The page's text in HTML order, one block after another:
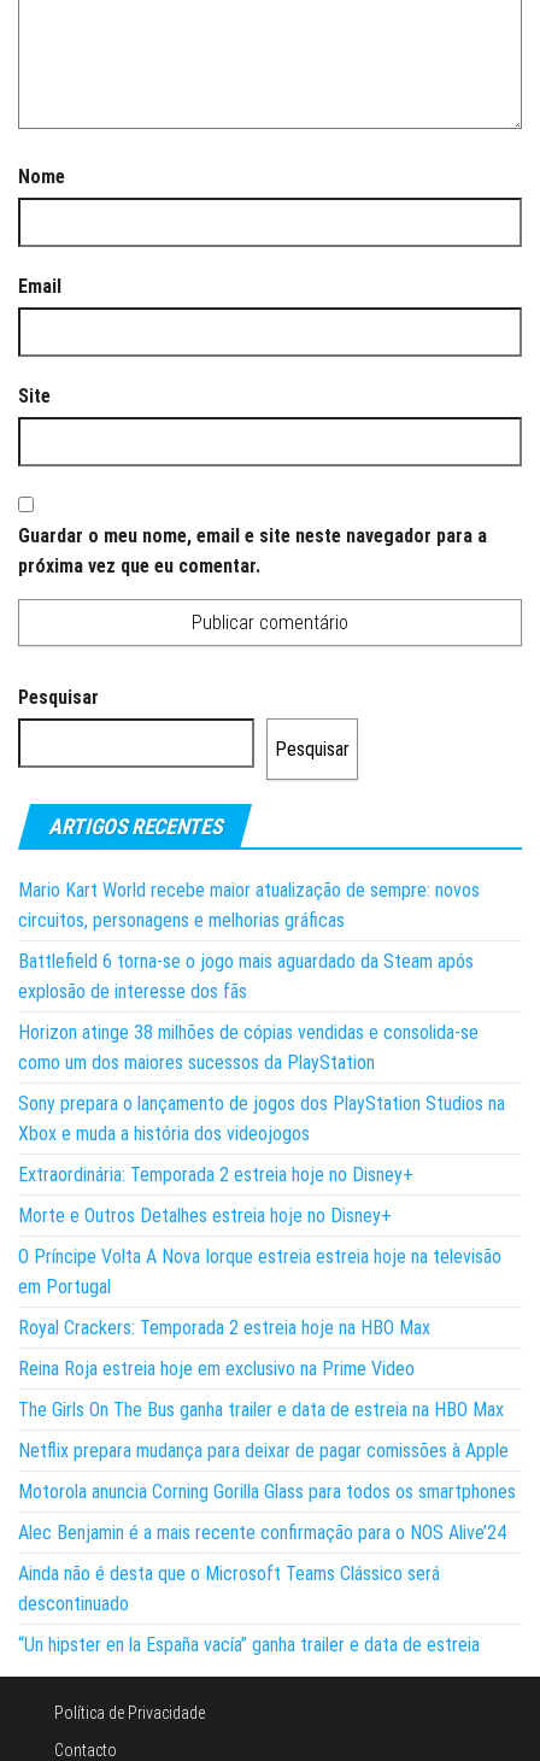
Nome
Email
Site
Guardar o meu nome, email e site neste navegador para a
próxima vez que eu comentar.
Pesquisar
Pesquisar
ARTIGOS RECENTES
Mario Kart World recebe maior atualização de sempre: novos
circuitos, personagens e melhorias gráficas
Battlefield 6 torna-se o jogo mais aguardado da Steam após
explosão de interesse dos fãs
Horizon atinge 38 milhões de cópias vendidas e consolida-se
como um dos maiores sucessos da PlayStation
Sony prepara o lançamento de jogos dos PlayStation Studios na
Xbox e muda a história dos videojogos
Extraordinária: Temporada 2 estreia hoje no Disney+
Morte e Outros Detalhes estreia hoje no Disney+
O Príncipe Volta A Nova Iorque estreia estreia hoje na televisão
em Portugal
Royal Crackers: Temporada 2 estreia hoje na HBO Max
Reina Roja estreia hoje em exclusivo na Prime Video
The Girls On The Bus ganha trailer e data de estreia na HBO Max
Netflix prepara mudança para deixar de pagar comissões à Apple
Motorola anuncia Corning Gorilla Glass para todos os smartphones
Alec Benjamin é a mais recente confirmação para o NOS Alive’24
Ainda não é desta que o Microsoft Teams Clássico será
descontinuado
“Un hipster en la España vacía” ganha trailer e data de estreia
Política de Privacidade
Contacto